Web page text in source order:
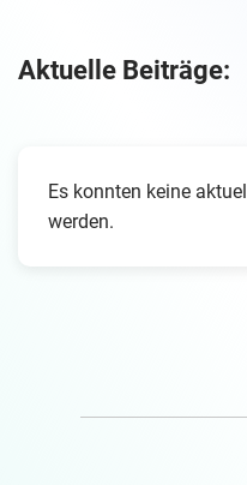
Aktuelle Beiträge:
Es konnten keine
werden.